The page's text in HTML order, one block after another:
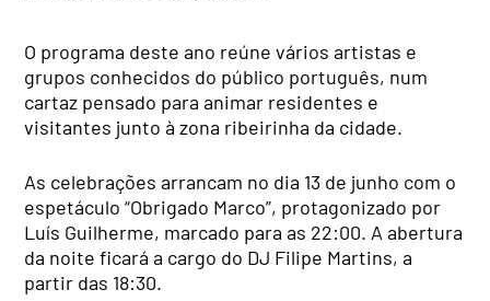
O programa deste ano reúne vários artistas e
grupos conhecidos do público português, num
cartaz pensado para animar residentes e
visitantes junto à zona ribeirinha da cidade.
As celebrações arrancam no dia 13 de junho com o
espetáculo “Obrigado Marco”, protagonizado por
Luís Guilherme, marcado para as 22:00. A abertura
da noite ficará a cargo do DJ Filipe Martins, a
partir das 18:30.